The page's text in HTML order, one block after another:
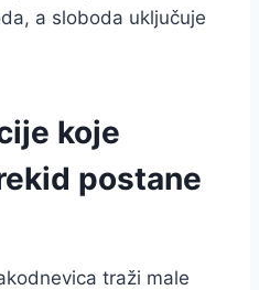
a sloboda uključuje
koje
postane
traži male